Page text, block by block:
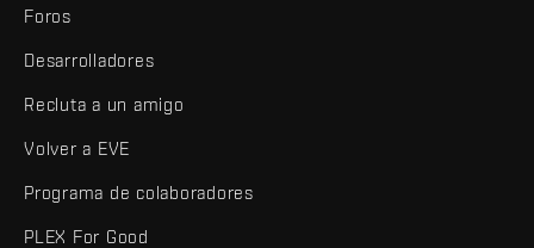
Foros
Desarrolladores
Recluta a un amigo
Volver a EVE
Programa de colaboradores
PLEX For Good